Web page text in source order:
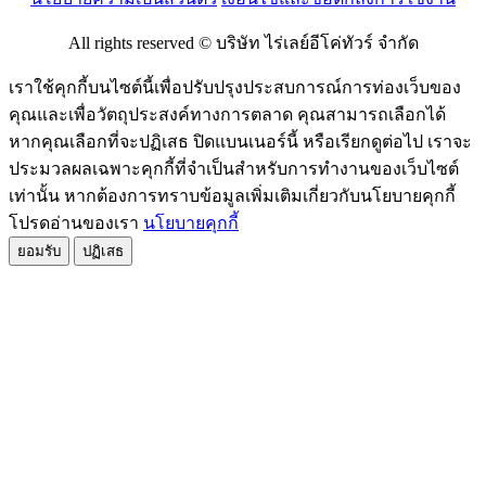
All rights reserved © บริษัท ไร่เลย์อีโค่ทัวร์ จำกัด
เราใช้คุกกี้บนไซต์นี้เพื่อปรับปรุงประสบการณ์การท่องเว็บของ
คุณและเพื่อวัตถุประสงค์ทางการตลาด คุณสามารถเลือกได้
หากคุณเลือกที่จะปฏิเสธ ปิดแบนเนอร์นี้ หรือเรียกดูต่อไป เราจะ
ประมวลผลเฉพาะคุกกี้ที่จำเป็นสำหรับการทำงานของเว็บไซต์
เท่านั้น หากต้องการทราบข้อมูลเพิ่มเติมเกี่ยวกับนโยบายคุกกี้
โปรดอ่านของเรา นโยบายคุกกี้
ยอมรับ ปฏิเสธ